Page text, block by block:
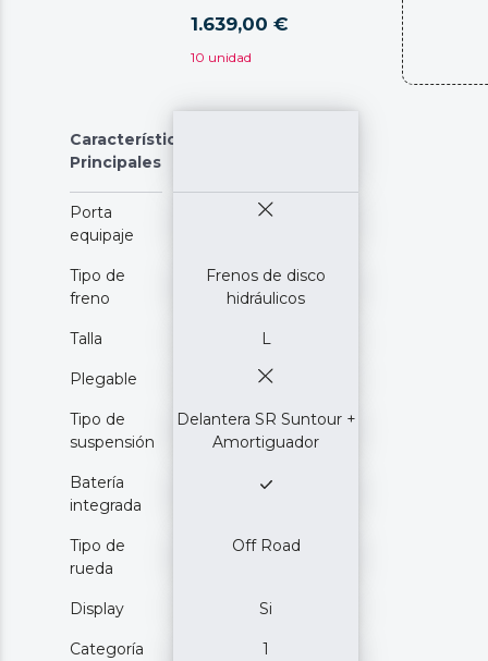
1.639,00 €
10 unidad
Características
Principales
Porta
equipaje
Tipo de
freno
Frenos de disco
hidráulicos
Talla L
Plegable
Tipo de
suspensión
Delantera SR Suntour +
Amortiguador
Batería
integrada
Tipo de
rueda
Off Road
Display Si
Categoría
1